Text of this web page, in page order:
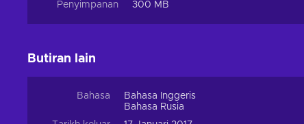
Penyimpanan
300 MB
Butiran lain
Bahasa
Bahasa Inggeris
Bahasa Rusia